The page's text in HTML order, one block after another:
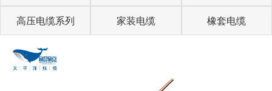
高压电缆系列 家装电缆 橡套电缆